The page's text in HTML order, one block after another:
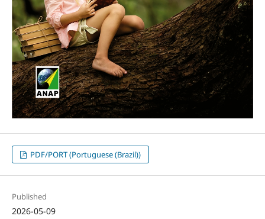
PDF/PORT (Portuguese (Brazil))
Published
2026-05-09